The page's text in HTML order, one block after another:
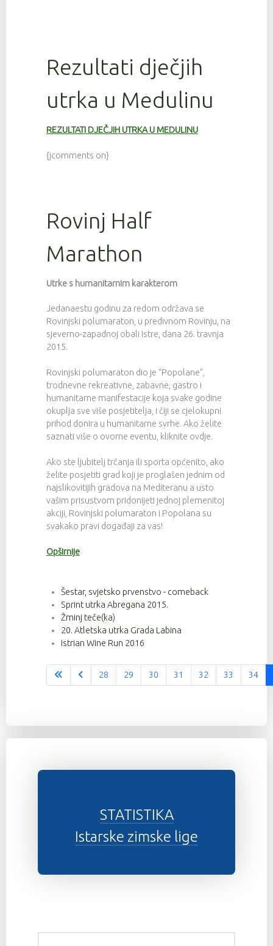
Rezultati dječjih
utrka u Medulinu
REZULTATI DJEČJIH UTRKA U MEDULINU
{jcomments on}
Rovinj Half
Marathon
Utrke s humanitarnim karakterom
Jedanaestu godinu za redom održava se
Rovinjski polumaraton, u predivnom Rovinju, na
sjeverno-zapadnoj obali Istre, dana 26. travnja
2015.
Rovinjski polumaraton dio je “Popolane”,
trodnevne rekreativne, zabavne, gastro i
humanitarne manifestacije koja svake godine
okuplja sve više posjetitelja, i čiji se cjelokupni
prihod donira u humanitarne svrhe. Ako želite
saznati više o ovome eventu, kliknite ovdje.
Ako ste ljubitelj trčanja ili sporta općenito, ako
želite posjetiti grad koji je proglašen jednim od
najslikovitijih gradova na Mediteranu a usto
vašim prisustvom pridonijeti jednoj plemenitoj
akciji, Rovinjski polumaraton i Popolana su
svakako pravi događaji za vas!
Opširnije
Šestar, svjetsko prvenstvo - comeback
Sprint utrka Abregana 2015.
Žminj teče(ka)
20. Atletska utrka Grada Labina
Istrian Wine Run 2016
Stranica 35 od 37
28 29 30 31 32 33 34
STATISTIKA
Istarske zimske lige